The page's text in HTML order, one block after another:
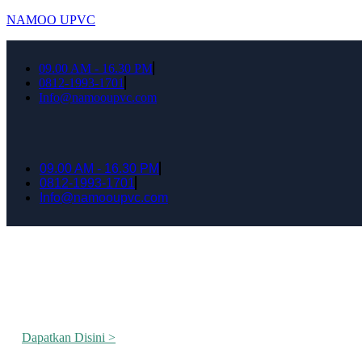
NAMOO UPVC
09.00 AM - 16.30 PM
0812-1993-1701
Info@namooupvc.com
09.00 AM - 16.30 PM
0812-1993-1701
Info@namooupvc.com
Dapatkan Disini >